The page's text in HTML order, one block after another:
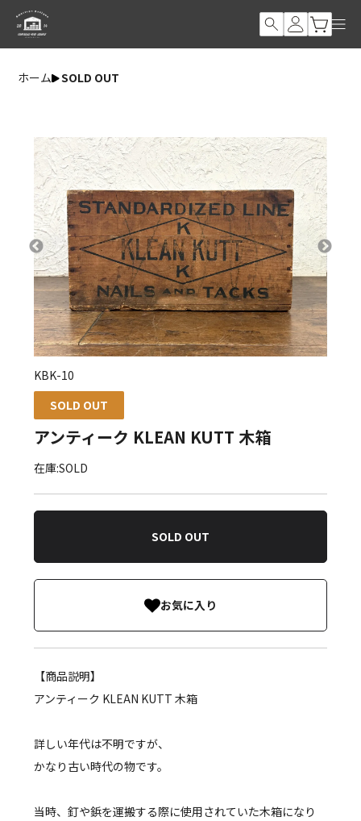
ホーム SOLD OUT
KBK-10
SOLD OUT
アンティーク KLEAN KUTT 木箱
在庫:SOLD
SOLD OUT
お気に入り
【商品説明】
アンティーク KLEAN KUTT 木箱
詳しい年代は不明ですが、
かなり古い時代の物です。
当時、釘や鋲を運搬する際に使用されていた木箱になり